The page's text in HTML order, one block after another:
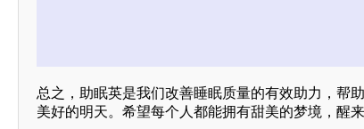
总之，助眠英是我们改善睡眠质量的有效助力，帮
美好的明天。希望每个人都能拥有甜美的梦境，醒来